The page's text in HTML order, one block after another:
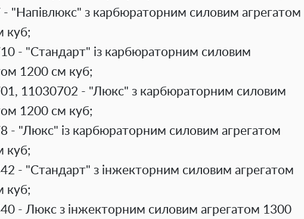
- "Напівлюкс" з карбюраторним силовим агрегатом
куб;
- "Стандарт" із карбюраторним силовим
1200 см куб;
11030702 - "Люкс" з карбюраторним силовим
1200 см куб;
- "Люкс" із карбюраторним силовим агрегатом
куб;
- "Стандарт" з інжекторним силовим агрегатом
куб;
- Люкс з інжекторним силовим агрегатом 1300